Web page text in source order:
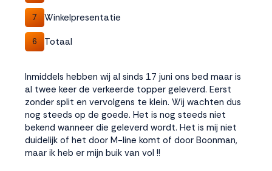
7 Winkelpresentatie
6 Totaal
Inmiddels hebben wij al sinds 17 juni ons bed maar is
al twee keer de verkeerde topper geleverd. Eerst
zonder split en vervolgens te klein. Wij wachten dus
nog steeds op de goede. Het is nog steeds niet
bekend wanneer die geleverd wordt. Het is mij niet
duidelijk of het door M-line komt of door Boonman,
maar ik heb er mijn buik van vol !!